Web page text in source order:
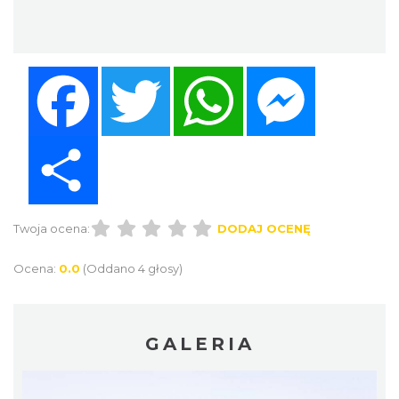
Twitter WhatsApp
Twoja ocena: DODAJ OCENĘ
Ocena: 0.0 (Oddano 4 głosy)
GALERIA